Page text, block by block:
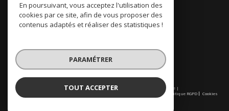
© 2026 | Tous droits réservés | Traduction powered by Google |
Nos honoraires
Politique RGPD Cookies
En poursuivant, vous acceptez l'utilisation des
cookies par ce site, afin de vous proposer des
contenus adaptés et réaliser des statistiques !
PARAMÉTRER
TOUT ACCEPTER